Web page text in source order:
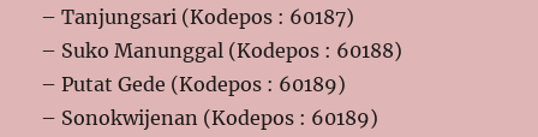
– Tanjungsari (Kodepos : 60187)
– Suko Manunggal (Kodepos : 60188)
– Putat Gede (Kodepos : 60189)
– Sonokwijenan (Kodepos : 60189)